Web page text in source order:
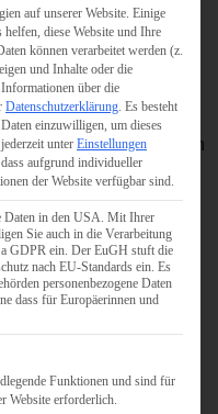
für Sie und Ihre
für eines unserer
findet der Kontakt
Portale statt. Wir bitten
App, wenden Sie
Support.
an
auf unserer Website. Einige
diese Website und Ihre
können verarbeitet werden (z.
und Inhalte oder die
über die
Datenschutzerklärung. Es besteht
einzuwilligen, um dieses
unter Einstellungen
aufgrund individueller
der Website verfügbar sind.
Daten in den USA. Mit Ihrer
Sie auch in die Verarbeitung
GDPR ein. Der EuGH stuft die
nach EU-Standards ein. Es
personenbezogene Daten
dass für Europäerinnen und
für die eine
Funktionen und sind für
Website erforderlich.